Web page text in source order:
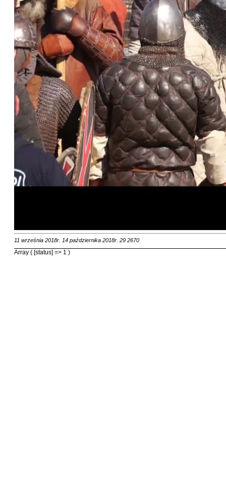
11 września 2018r. 14 października 2018r. 29 2670
Array ( [status] => 1 )